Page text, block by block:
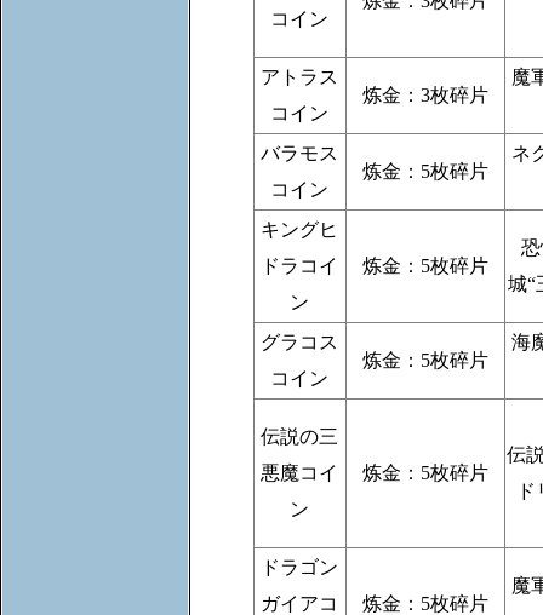
コイン
アトラス
コイン
炼金：3枚碎片
魔
バラモス
コイン
炼金：5枚碎片
ネ
キングヒ
ドラコイ
ン
炼金：5枚碎片
城“
グラコス
コイン
炼金：5枚碎片
海
伝説の三
悪魔コイ
ン
炼金：5枚碎片
伝
ドラゴン
ガイアコ
炼金：5枚碎片
魔